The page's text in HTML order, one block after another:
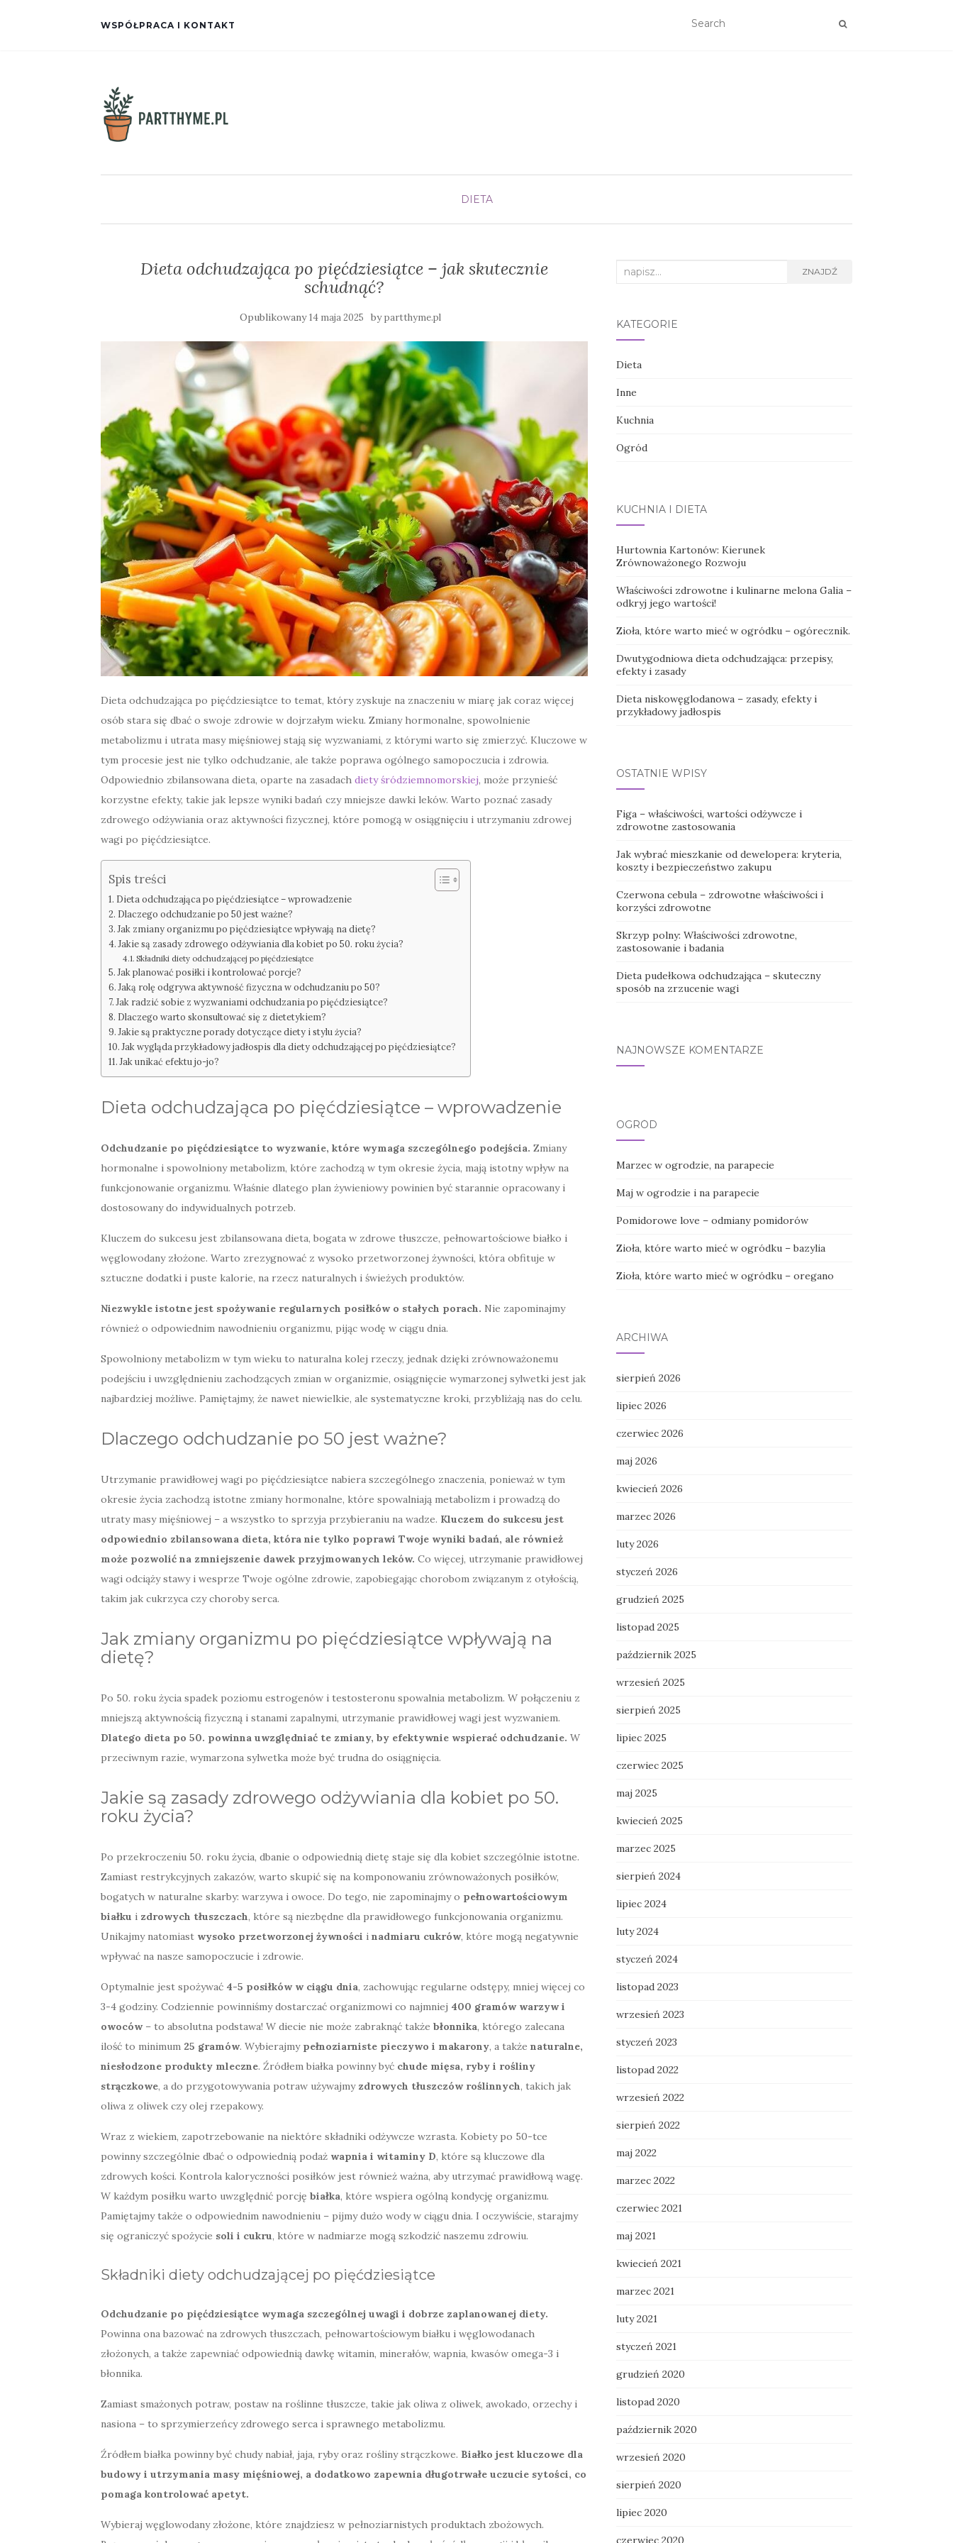
WSPÓŁPRACA I KONTAKT
DIETA
Dieta odchudzająca po pięćdziesiątce – jak skutecznie
schudnąć?
Opublikowany14 maja 2025 bypartthyme.pl
Dieta odchudzająca po pięćdziesiątce to temat, który zyskuje na znaczeniu w miarę jak coraz więcej
osób stara się dbać o swoje zdrowie w dojrzałym wieku. Zmiany hormonalne, spowolnienie
metabolizmu i utrata masy mięśniowej stają się wyzwaniami, z którymi warto się zmierzyć. Kluczowe w
tym procesie jest nie tylko odchudzanie, ale także poprawa ogólnego samopoczucia i zdrowia.
Odpowiednio zbilansowana dieta, oparte na zasadach diety śródziemnomorskiej, może przynieść
korzystne efekty, takie jak lepsze wyniki badań czy mniejsze dawki leków. Warto poznać zasady
zdrowego odżywiania oraz aktywności fizycznej, które pomogą w osiągnięciu i utrzymaniu zdrowej
wagi po pięćdziesiątce.
Spis treści
Dieta odchudzająca po pięćdziesiątce – wprowadzenie
Dlaczego odchudzanie po 50 jest ważne?
Jak zmiany organizmu po pięćdziesiątce wpływają na dietę?
Jakie są zasady zdrowego odżywiania dla kobiet po 50. roku życia?
Składniki diety odchudzającej po pięćdziesiątce
Jak planować posiłki i kontrolować porcje?
Jaką rolę odgrywa aktywność fizyczna w odchudzaniu po 50?
Jak radzić sobie z wyzwaniami odchudzania po pięćdziesiątce?
Dlaczego warto skonsultować się z dietetykiem?
Jakie są praktyczne porady dotyczące diety i stylu życia?
Jak wygląda przykładowy jadłospis dla diety odchudzającej po pięćdziesiątce?
Jak unikać efektu jo-jo?
Dieta odchudzająca po pięćdziesiątce – wprowadzenie
Odchudzanie po pięćdziesiątce to wyzwanie, które wymaga szczególnego podejścia. Zmiany
hormonalne i spowolniony metabolizm, które zachodzą w tym okresie życia, mają istotny wpływ na
funkcjonowanie organizmu. Właśnie dlatego plan żywieniowy powinien być starannie opracowany i
dostosowany do indywidualnych potrzeb.
Kluczem do sukcesu jest zbilansowana dieta, bogata w zdrowe tłuszcze, pełnowartościowe białko i
węglowodany złożone. Warto zrezygnować z wysoko przetworzonej żywności, która obfituje w
sztuczne dodatki i puste kalorie, na rzecz naturalnych i świeżych produktów.
Niezwykle istotne jest spożywanie regularnych posiłków o stałych porach. Nie zapominajmy
również o odpowiednim nawodnieniu organizmu, pijąc wodę w ciągu dnia.
Spowolniony metabolizm w tym wieku to naturalna kolej rzeczy, jednak dzięki zrównoważonemu
podejściu i uwzględnieniu zachodzących zmian w organizmie, osiągnięcie wymarzonej sylwetki jest jak
najbardziej możliwe. Pamiętajmy, że nawet niewielkie, ale systematyczne kroki, przybliżają nas do celu.
Dlaczego odchudzanie po 50 jest ważne?
Utrzymanie prawidłowej wagi po pięćdziesiątce nabiera szczególnego znaczenia, ponieważ w tym
okresie życia zachodzą istotne zmiany hormonalne, które spowalniają metabolizm i prowadzą do
utraty masy mięśniowej – a wszystko to sprzyja przybieraniu na wadze. Kluczem do sukcesu jest
odpowiednio zbilansowana dieta, która nie tylko poprawi Twoje wyniki badań, ale również
może pozwolić na zmniejszenie dawek przyjmowanych leków. Co więcej, utrzymanie prawidłowej
wagi odciąży stawy i wesprze Twoje ogólne zdrowie, zapobiegając chorobom związanym z otyłością,
takim jak cukrzyca czy choroby serca.
Jak zmiany organizmu po pięćdziesiątce wpływają na
dietę?
Po 50. roku życia spadek poziomu estrogenów i testosteronu spowalnia metabolizm. W połączeniu z
mniejszą aktywnością fizyczną i stanami zapalnymi, utrzymanie prawidłowej wagi jest wyzwaniem.
Dlatego dieta po 50. powinna uwzględniać te zmiany, by efektywnie wspierać odchudzanie. W
przeciwnym razie, wymarzona sylwetka może być trudna do osiągnięcia.
Jakie są zasady zdrowego odżywiania dla kobiet po 50.
roku życia?
Po przekroczeniu 50. roku życia, dbanie o odpowiednią dietę staje się dla kobiet szczególnie istotne.
Zamiast restrykcyjnych zakazów, warto skupić się na komponowaniu zrównoważonych posiłków,
bogatych w naturalne skarby: warzywa i owoce. Do tego, nie zapominajmy o pełnowartościowym
białku i zdrowych tłuszczach, które są niezbędne dla prawidłowego funkcjonowania organizmu.
Unikajmy natomiast wysoko przetworzonej żywności i nadmiaru cukrów, które mogą negatywnie
wpływać na nasze samopoczucie i zdrowie.
Optymalnie jest spożywać 4-5 posiłków w ciągu dnia, zachowując regularne odstępy, mniej więcej co
3-4 godziny. Codziennie powinniśmy dostarczać organizmowi co najmniej 400 gramów warzyw i
owoców – to absolutna podstawa! W diecie nie może zabraknąć także błonnika, którego zalecana
ilość to minimum 25 gramów. Wybierajmy pełnoziarniste pieczywo i makarony, a także naturalne,
niesłodzone produkty mleczne. Źródłem białka powinny być chude mięsa, ryby i rośliny
strączkowe, a do przygotowywania potraw używajmy zdrowych tłuszczów roślinnych, takich jak
oliwa z oliwek czy olej rzepakowy.
Wraz z wiekiem, zapotrzebowanie na niektóre składniki odżywcze wzrasta. Kobiety po 50-tce
powinny szczególnie dbać o odpowiednią podaż wapnia i witaminy D, które są kluczowe dla
zdrowych kości. Kontrola kaloryczności posiłków jest również ważna, aby utrzymać prawidłową wagę.
W każdym posiłku warto uwzględnić porcję białka, które wspiera ogólną kondycję organizmu.
Pamiętajmy także o odpowiednim nawodnieniu – pijmy dużo wody w ciągu dnia. I oczywiście, starajmy
się ograniczyć spożycie soli i cukru, które w nadmiarze mogą szkodzić naszemu zdrowiu.
Składniki diety odchudzającej po pięćdziesiątce
Odchudzanie po pięćdziesiątce wymaga szczególnej uwagi i dobrze zaplanowanej diety.
Powinna ona bazować na zdrowych tłuszczach, pełnowartościowym białku i węglowodanach
złożonych, a także zapewniać odpowiednią dawkę witamin, minerałów, wapnia, kwasów omega-3 i
błonnika.
Zamiast smażonych potraw, postaw na roślinne tłuszcze, takie jak oliwa z oliwek, awokado, orzechy i
nasiona – to sprzymierzeńcy zdrowego serca i sprawnego metabolizmu.
Źródłem białka powinny być chudy nabiał, jaja, ryby oraz rośliny strączkowe. Białko jest kluczowe dla
budowy i utrzymania masy mięśniowej, a dodatkowo zapewnia długotrwałe uczucie sytości, co
pomaga kontrolować apetyt.
Wybieraj węglowodany złożone, które znajdziesz w pełnoziarnistych produktach zbożowych.
Search
ZNAJDŹ
KATEGORIE
Dieta
Inne
Kuchnia
Ogród
KUCHNIA I DIETA
Hurtownia Kartonów: Kierunek
Zrównoważonego Rozwoju
Właściwości zdrowotne i kulinarne melona Galia –
odkryj jego wartości!
Zioła, które warto mieć w ogródku – ogórecznik.
Dwutygodniowa dieta odchudzająca: przepisy,
efekty i zasady
Dieta niskowęglodanowa – zasady, efekty i
przykładowy jadłospis
OSTATNIE WPISY
Figa – właściwości, wartości odżywcze i
zdrowotne zastosowania
Jak wybrać mieszkanie od dewelopera: kryteria,
koszty i bezpieczeństwo zakupu
Czerwona cebula – zdrowotne właściwości i
korzyści zdrowotne
Skrzyp polny: Właściwości zdrowotne,
zastosowanie i badania
Dieta pudełkowa odchudzająca – skuteczny
sposób na zrzucenie wagi
NAJNOWSZE KOMENTARZE
OGRÓD
Marzec w ogrodzie, na parapecie
Maj w ogrodzie i na parapecie
Pomidorowe love – odmiany pomidorów
Zioła, które warto mieć w ogródku – bazylia
Zioła, które warto mieć w ogródku – oregano
ARCHIWA
sierpień 2026
lipiec 2026
czerwiec 2026
maj 2026
kwiecień 2026
marzec 2026
luty 2026
styczeń 2026
grudzień 2025
listopad 2025
październik 2025
wrzesień 2025
sierpień 2025
lipiec 2025
czerwiec 2025
maj 2025
kwiecień 2025
marzec 2025
sierpień 2024
lipiec 2024
luty 2024
styczeń 2024
listopad 2023
wrzesień 2023
styczeń 2023
listopad 2022
wrzesień 2022
sierpień 2022
maj 2022
marzec 2022
czerwiec 2021
maj 2021
kwiecień 2021
marzec 2021
luty 2021
styczeń 2021
grudzień 2020
listopad 2020
październik 2020
wrzesień 2020
sierpień 2020
lipiec 2020
czerwiec 2020